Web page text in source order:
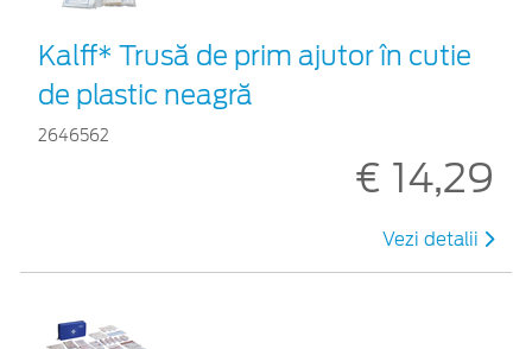
Kalff* Trusă de prim ajutor în cutie
de plastic neagră
2646562
€ 14,29
Vezi detalii